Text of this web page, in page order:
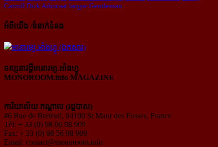
Carroll Dick Advocaat langue Gentleman
អំពីយើង /ទំនាក់ទំនង
ទស្សនាវដ្ដីមនោរម្យ.អាំងហ្វូ
MONOROOM.info MAGAZINE
ការិយាល័យ កណ្ដាល (រដ្ឋបាល)
#6 Rue de Breteuil, 94100 St Maur des Fosses, France
Tél: + 33 (0) 98 06 98 909
Fax: + 33 (0) 98 56 98 909
Email: contact@monoroom.info